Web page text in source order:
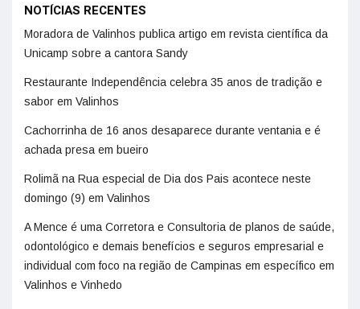
NOTÍCIAS RECENTES
Moradora de Valinhos publica artigo em revista científica da
Unicamp sobre a cantora Sandy
Restaurante Independência celebra 35 anos de tradição e
sabor em Valinhos
Cachorrinha de 16 anos desaparece durante ventania e é
achada presa em bueiro
Rolimã na Rua especial de Dia dos Pais acontece neste
domingo (9) em Valinhos
A Mence é uma Corretora e Consultoria de planos de saúde,
odontológico e demais benefícios e seguros empresarial e
individual com foco na região de Campinas em específico em
Valinhos e Vinhedo